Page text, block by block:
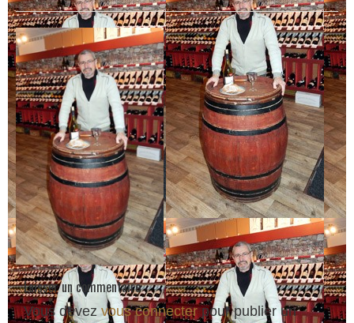
Laisser un commentaire
Vous devez vous connecterpour publier un